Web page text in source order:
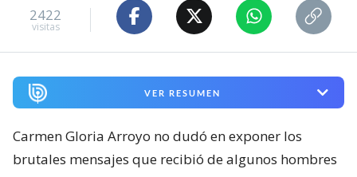
2422
visitas
VER RESUMEN
Carmen Gloria Arroyo no dudó en exponer los
brutales mensajes que recibió de algunos hombres